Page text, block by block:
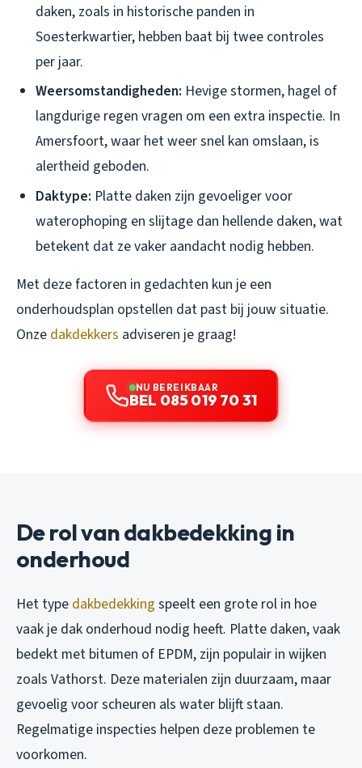
daken, zoals in historische panden in
Soesterkwartier, hebben baat bij twee controles
per jaar.
Weersomstandigheden: Hevige stormen, hagel of
langdurige regen vragen om een extra inspectie. In
Amersfoort, waar het weer snel kan omslaan, is
alertheid geboden.
Daktype: Platte daken zijn gevoeliger voor
waterophoping en slijtage dan hellende daken, wat
betekent dat ze vaker aandacht nodig hebben.
Met deze factoren in gedachten kun je een
onderhoudsplan opstellen dat past bij jouw situatie.
Onze dakdekkers adviseren je graag!
NU BEREIKBAAR
BEL 085 019 70 31
De rol van dakbedekking in
onderhoud
Het type dakbedekking speelt een grote rol in hoe
vaak je dak onderhoud nodig heeft. Platte daken, vaak
bedekt met bitumen of EPDM, zijn populair in wijken
zoals Vathorst. Deze materialen zijn duurzaam, maar
gevoelig voor scheuren als water blijft staan.
Regelmatige inspecties helpen deze problemen te
voorkomen.